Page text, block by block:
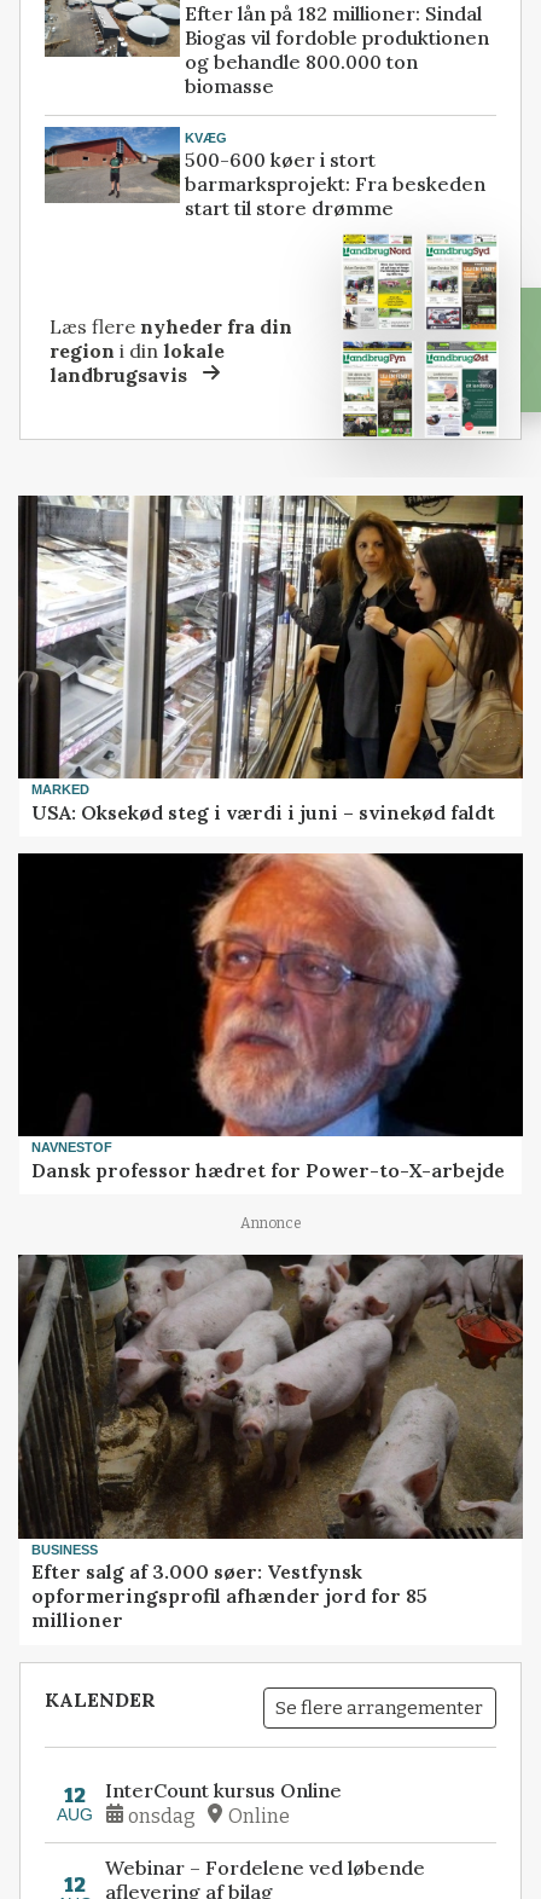
Efter lån på 182 millioner: Sindal
Biogas vil fordoble produktionen
og behandle 800.000 ton
biomasse
KVÆG
500-600 køer i stort
barmarksprojekt: Fra beskeden
start til store drømme
Læs flere nyheder fra din
region i dinlokale
landbrugsavis
MARKED
USA: Oksekød steg i værdi i juni – svinekød faldt
NAVNESTOF
Dansk professor hædret for Power-to-X-arbejde
Annonce
BUSINESS
Efter salg af 3.000 søer: Vestfynsk
opformeringsprofil afhænder jord for 85
millioner
KALENDER Se flere arrangementer
12
AUG
InterCount kursus Online
onsdag Online
12
Webinar – Fordelene ved løbende
aflevering af bilag